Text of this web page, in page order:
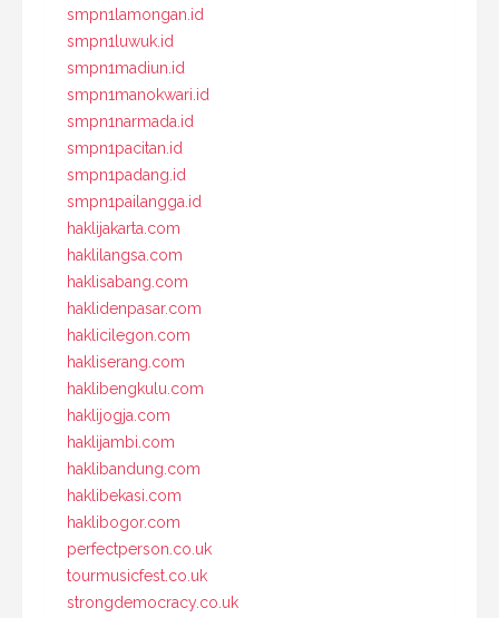
smpn1lamongan.id
smpn1luwuk.id
smpn1madiun.id
smpn1manokwari.id
smpn1narmada.id
smpn1pacitan.id
smpn1padang.id
smpn1pailangga.id
haklijakarta.com
haklilangsa.com
haklisabang.com
haklidenpasar.com
haklicilegon.com
hakliserang.com
haklibengkulu.com
haklijogja.com
haklijambi.com
haklibandung.com
haklibekasi.com
haklibogor.com
perfectperson.co.uk
tourmusicfest.co.uk
strongdemocracy.co.uk